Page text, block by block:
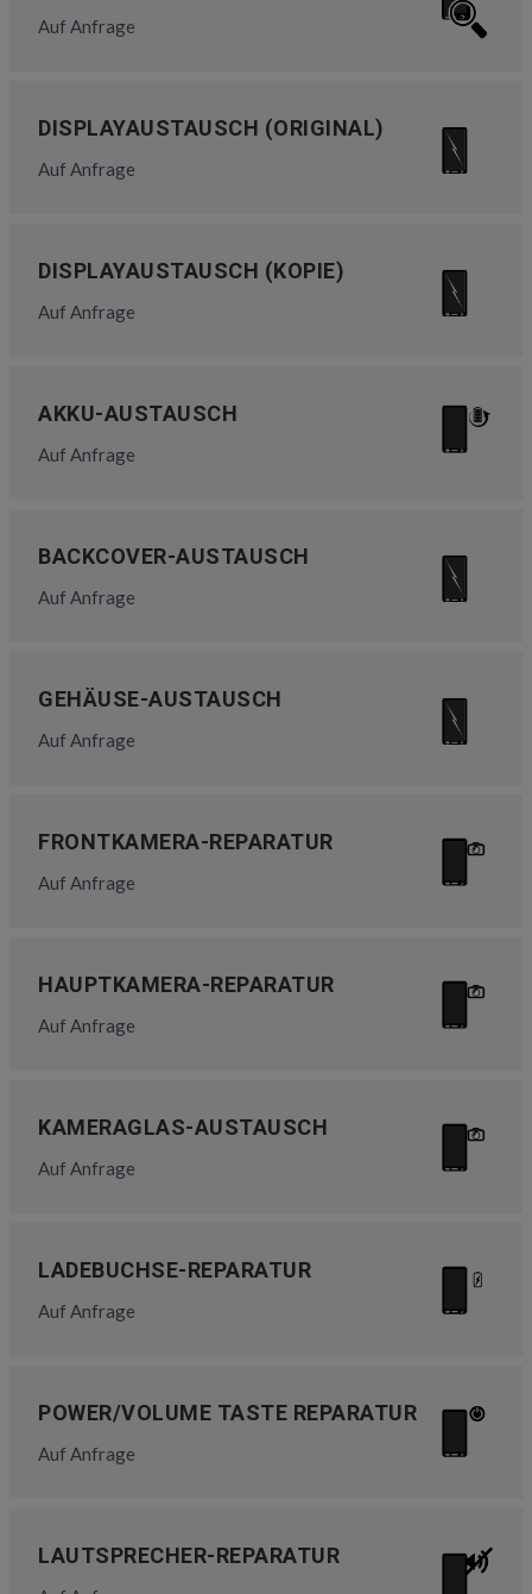
Auf Anfrage
DISPLAYAUSTAUSCH (ORIGINAL)
Auf Anfrage
DISPLAYAUSTAUSCH (KOPIE)
Auf Anfrage
AKKU-AUSTAUSCH
Auf Anfrage
BACKCOVER-AUSTAUSCH
Auf Anfrage
GEHÄUSE-AUSTAUSCH
Auf Anfrage
FRONTKAMERA-REPARATUR
Auf Anfrage
HAUPTKAMERA-REPARATUR
Auf Anfrage
KAMERAGLAS-AUSTAUSCH
Auf Anfrage
LADEBUCHSE-REPARATUR
Auf Anfrage
POWER/VOLUME TASTE REPARATUR
Auf Anfrage
LAUTSPRECHER-REPARATUR